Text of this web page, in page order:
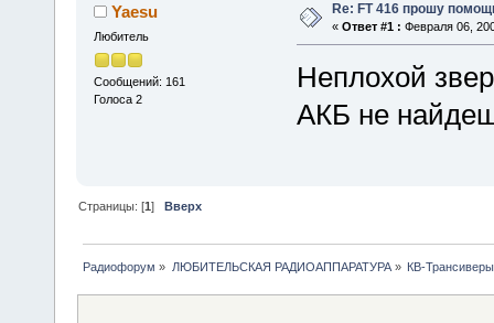
Yaesu
Любитель
Сообщений: 161
Голоса 2
Re: FT 416 прошу
« Ответ #1 : Февраля 06,
Неплохой
АКБ не
Страницы: [1]Вверх
Радиофорум » ЛЮБИТЕЛЬСКАЯ РАДИОАППАРАТУРА» КВ-Трансиверы